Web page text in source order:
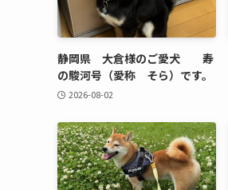
静岡県 大倉様のご愛犬 寿
の駿河号（愛称 そら）です。
2026-08-02